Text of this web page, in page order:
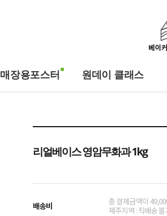
베이
매장용포스터 원데이 클래스
리얼베이스 영암무화과 1kg
배송비
총 결제금액이
제주지역 : 직배송